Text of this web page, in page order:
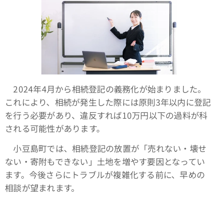
2024年4月から相続登記の義務化が始まりました。
これにより、相続が発生した際には原則3年以内に登記
を行う必要があり、違反すれば10万円以下の過料が科
される可能性があります。
小豆島町では、相続登記の放置が「売れない・壊せ
ない・寄附もできない」土地を増やす要因となってい
ます。今後さらにトラブルが複雑化する前に、早めの
相談が望まれます。